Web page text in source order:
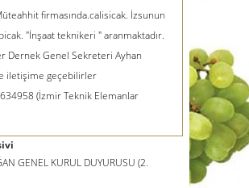
firmasında.calisicak. İzsunun
"İnşaat teknikeri " aranmaktadır.
Dernek Genel Sekreteri Ayhan
iletişime geçebilirler
(İzmir Teknik Elemanlar
GENEL KURUL DUYURUSU (2.